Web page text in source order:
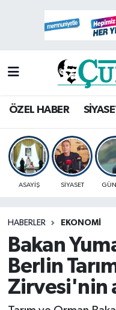
ÖZEL HABER
ASAYİŞ SİYASET
HABERLER EKONOMİ
Bakan
Berlin
Zirvesi'nin
Mersin Hava
Mersin Namaz
Mersin Trafik
Süper Lig Puan
Haber Arşivi